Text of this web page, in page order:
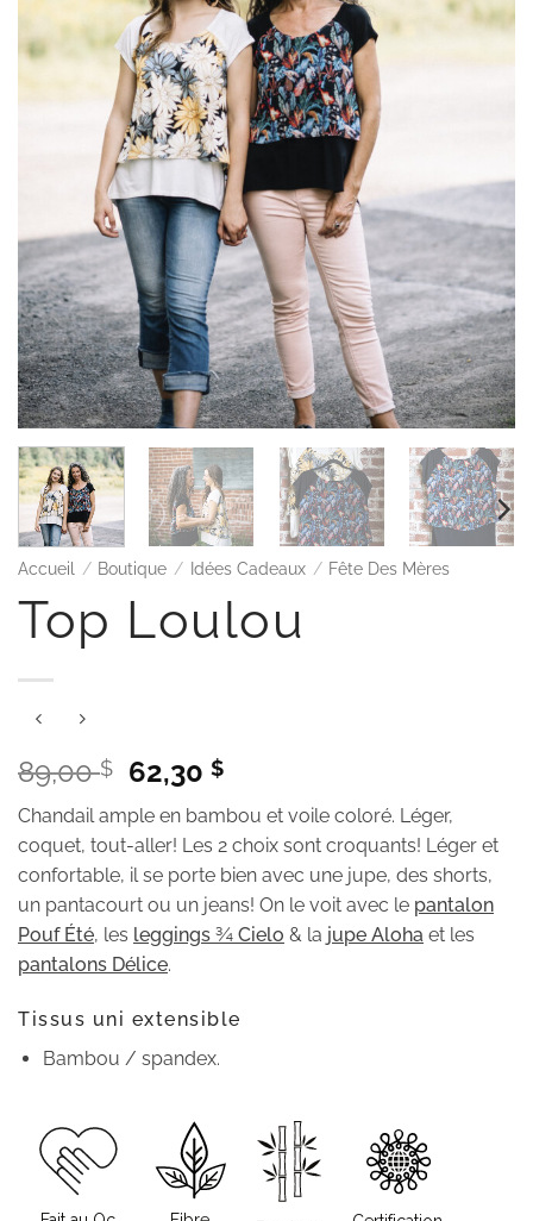
Accueil / Boutique / Idées Cadeaux / Fête Des Mères
Top Loulou
89,00$
Le
prix
initial
était :
89,00 $.
62,30$Le
prix
actuel
est :
62,30 $.
Chandail ample en bambou et voile coloré. Léger,
coquet, tout-aller! Les 2 choix sont croquants! Léger et
confortable, il se porte bien avec une jupe, des shorts,
un pantacourt ou un jeans! On le voit avec le pantalon
Pouf Été, les leggings ¾ Cielo & la jupe Aloha et les
pantalons Délice.
Tissus uni extensible
Bambou / spandex.